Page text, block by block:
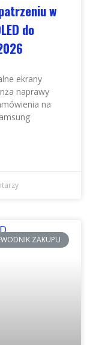
w
do
ekrany
naprawy
na
ZAKUPU